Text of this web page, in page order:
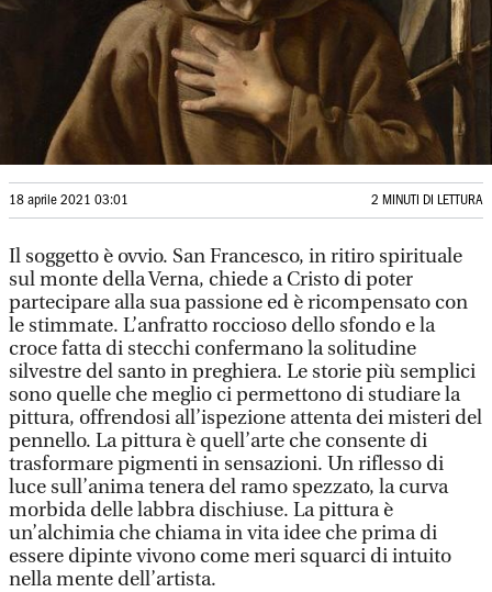
18 aprile 2021 03:01 2 MINUTI DI LETTURA
Il soggetto è ovvio. San Francesco, in ritiro spirituale
sul monte della Verna, chiede a Cristo di poter
partecipare alla sua passione ed è ricompensato con
le stimmate. L’anfratto roccioso dello sfondo e la
croce fatta di stecchi confermano la solitudine
silvestre del santo in preghiera. Le storie più semplici
sono quelle che meglio ci permettono di studiare la
pittura, offrendosi all’ispezione attenta dei misteri del
pennello. La pittura è quell’arte che consente di
trasformare pigmenti in sensazioni. Un riflesso di
luce sull’anima tenera del ramo spezzato, la curva
morbida delle labbra dischiuse. La pittura è
un’alchimia che chiama in vita idee che prima di
essere dipinte vivono come meri squarci di intuito
nella mente dell’artista.